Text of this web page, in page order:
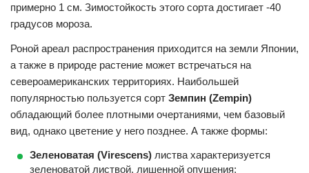
примерно 1 см. Зимостойкость этого сорта достигает -40
градусов мороза.
Роной ареал распространения приходится на земли Японии,
а также в природе растение может встречаться на
североамериканских территориях. Наибольшей
популярностью пользуется сорт Земпин (Zempin)
обладающий более плотными очертаниями, чем базовый
вид, однако цветение у него позднее. А также формы:
Зеленоватая (Virescens) листва характеризуется
зеленоватой листвой, лишенной опушения;